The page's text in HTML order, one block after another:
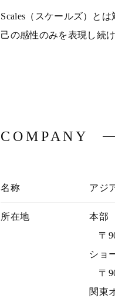
Scales（スケールズ）と
己の感性のみを表現し続け
COMPANY
名称 アジ
所在地
本部
〒
ショ
〒
関東